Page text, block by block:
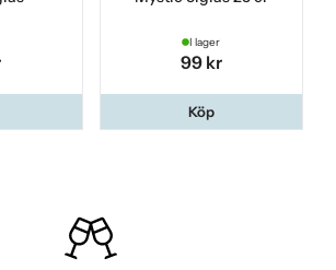
I lager
99 kr
Köp